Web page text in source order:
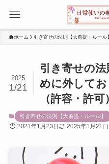
ホーム 引き寄せの法則【大前提・ルール】
引き寄せの
めに外してお
（許容・許可）
2025
1/21
引き寄せの法則【大前提・ルール】
2021年1月23日 2025年1月21日